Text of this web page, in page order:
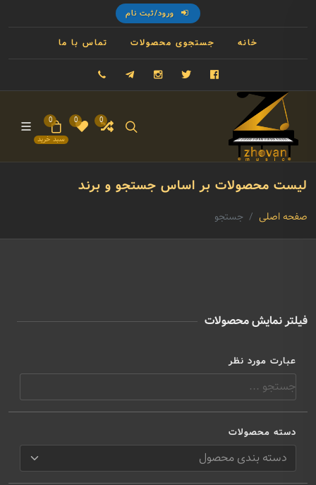
ورود/ثبت نام
خانه جستجوی محصولات تماس با ما
فیسبوک توییتر اینستاگرام تلگرام
0
0
سبد خرید
0
لیست محصولات بر اساس جستجو و برند
صفحه اصلی جستجو
فیلتر نمایش محصولات
عبارت مورد نظر
دسته محصولات